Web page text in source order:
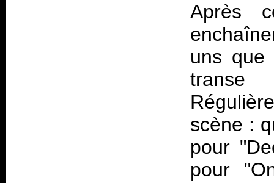
Après
uns que
scène :
pour
pour